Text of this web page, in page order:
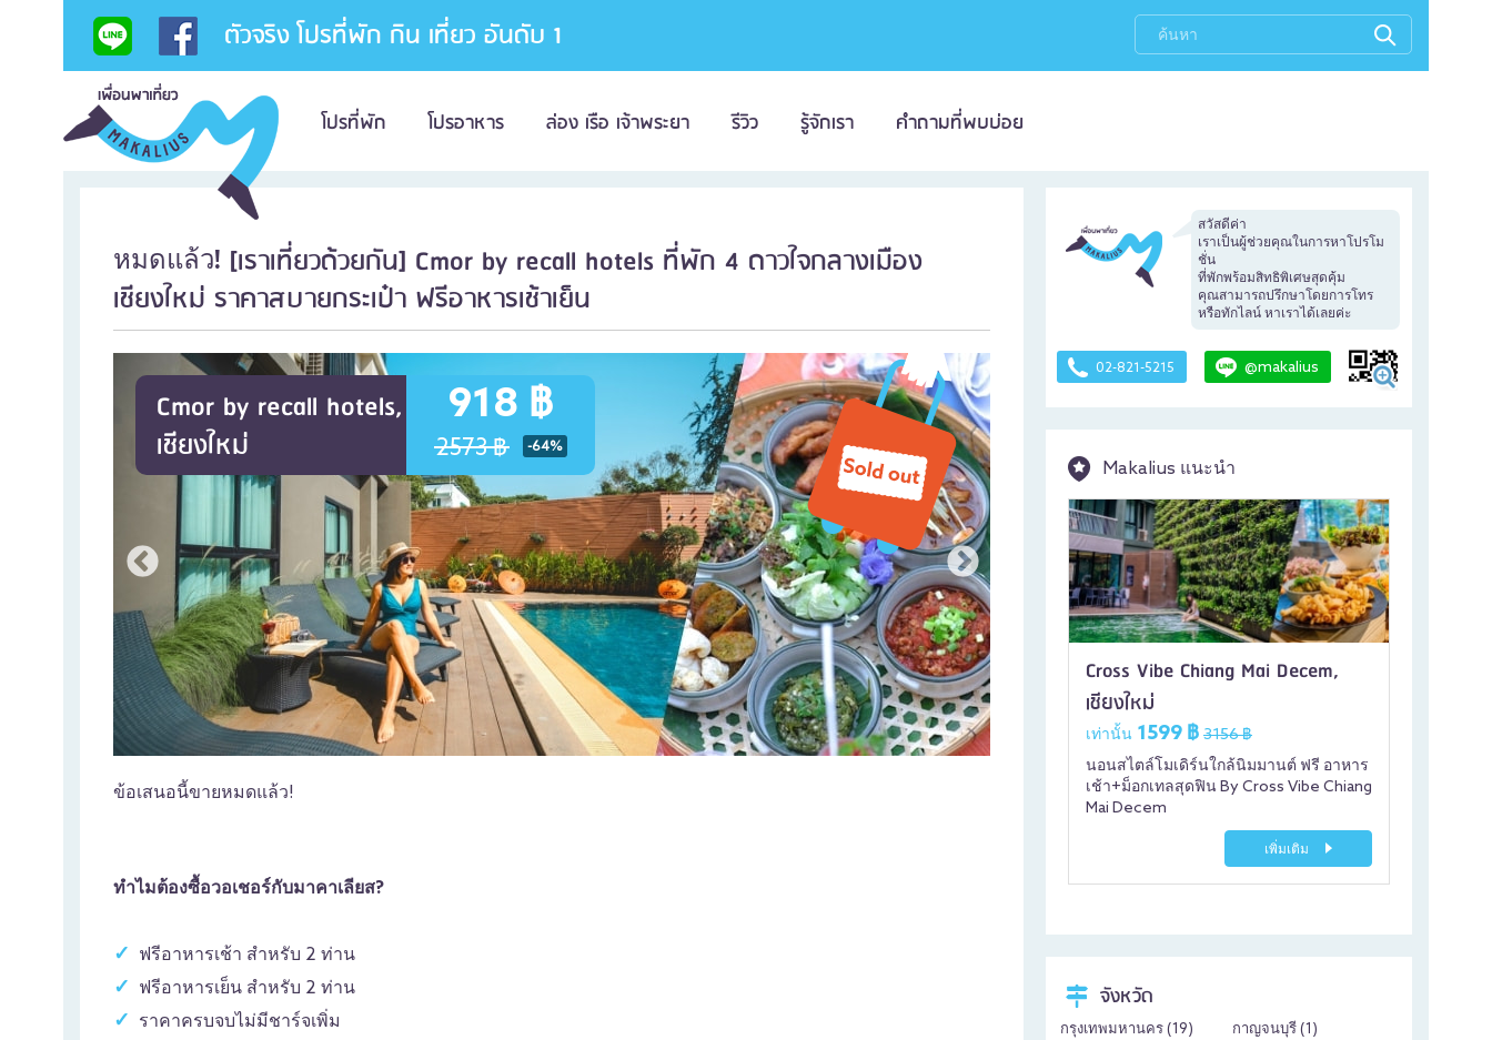
ตัวจริง โปรที่พัก กิน เที่ยว อันดับ 1
โปรที่พัก โปรอาหาร ล่อง เรือ เจ้าพระยา รีวิว รู้จักเรา คำถามที่พบบ่อย
หมดแล้ว! [เราเที่ยวด้วยกัน] Cmor by recall hotels ที่พัก 4 ดาวใจกลางเมือง
เชียงใหม่ ราคาสบายกระเป๋า ฟรีอาหารเช้าเย็น
Cmor by recall hotels,
เชียงใหม่
918 ฿
2573 ฿ -64%
ข้อเสนอนี้ขายหมดแล้ว!
ทำไมต้องซื้อวอเชอร์กับมาคาเลียส?
ฟรีอาหารเช้า สำหรับ 2 ท่าน
ฟรีอาหารเย็น สำหรับ 2 ท่าน
ราคาครบจบไม่มีชาร์จเพิ่ม
สวัสดีค่า
เราเป็นผู้ช่วยคุณในการหาโปรโม
ชั่น
ที่พักพร้อมสิทธิพิเศษสุดคุ้ม
คุณสามารถปรึกษาโดยการโทร
หรือทักไลน์ หาเราได้เลยค่ะ
02-821-5215 @makalius
Makalius แนะนำ
Cross Vibe Chiang Mai Decem,
เชียงใหม่
เท่านั้น 1599 ฿ 3156 ฿
นอนสไตล์โมเดิร์นใกล้นิมมานต์ ฟรี อาหาร
เช้า+ม็อกเทลสุดฟิน By Cross Vibe Chiang
Mai Decem
เพิ่มเติม
จังหวัด
กรุงเทพมหานคร (19) กาญจนบุรี (1 )